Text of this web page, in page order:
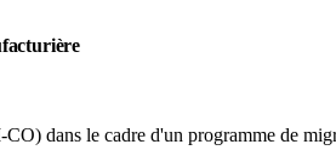
dans le cadre d'un programme de